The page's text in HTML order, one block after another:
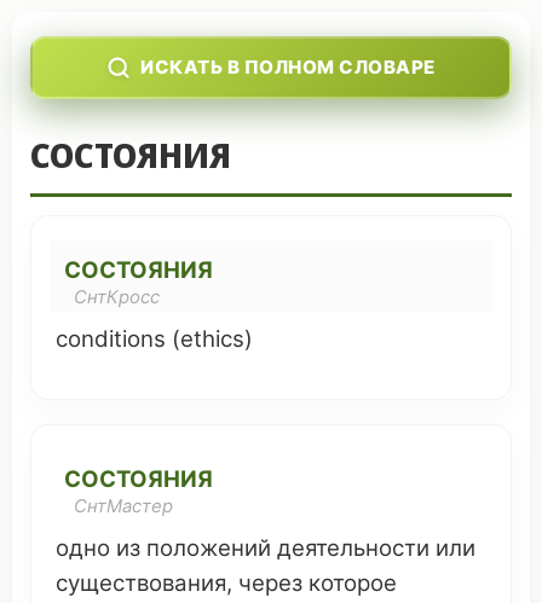
ИСКАТЬ В ПОЛНОМ СЛОВАРЕ
СОСТОЯНИЯ
СОСТОЯНИЯ
СнтКросс
conditions (ethics)
СОСТОЯНИЯ
СнтМастер
одно из положений деятельности или
существования, через которое